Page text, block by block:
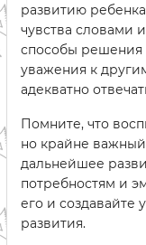
развитию
чувства словами
способы решения
уважения к
адекватно
Помните, что
но крайне
дальнейшее
потребностям и
его и создавайте
развития.